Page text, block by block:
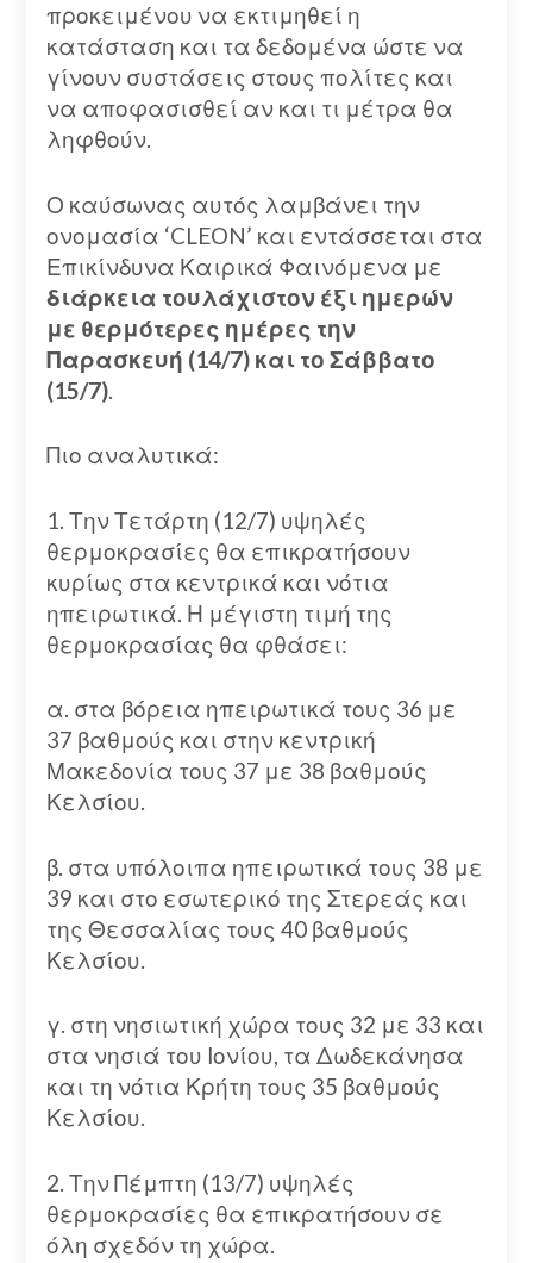
προκειμένου να εκτιμηθεί η
κατάσταση και τα δεδομένα ώστε να
γίνουν συστάσεις στους πολίτες και
να αποφασισθεί αν και τι μέτρα θα
ληφθούν.
Ο καύσωνας αυτός λαμβάνει την
ονομασία ‘CLEON’ και εντάσσεται στα
Επικίνδυνα Καιρικά Φαινόμενα με
διάρκεια τουλάχιστον έξι ημερών
με θερμότερες ημέρες την
Παρασκευή (14/7) και το Σάββατο
(15/7).
Πιο αναλυτικά:
1. Την Τετάρτη (12/7) υψηλές
θερμοκρασίες θα επικρατήσουν
κυρίως στα κεντρικά και νότια
ηπειρωτικά. Η μέγιστη τιμή της
θερμοκρασίας θα φθάσει:
α. στα βόρεια ηπειρωτικά τους 36 με
37 βαθμούς και στην κεντρική
Μακεδονία τους 37 με 38 βαθμούς
Κελσίου.
β. στα υπόλοιπα ηπειρωτικά τους 38 με
39 και στο εσωτερικό της Στερεάς και
της Θεσσαλίας τους 40 βαθμούς
Κελσίου.
γ. στη νησιωτική χώρα τους 32 με 33 και
στα νησιά του Ιονίου, τα Δωδεκάνησα
και τη νότια Κρήτη τους 35 βαθμούς
Κελσίου.
2. Την Πέμπτη (13/7) υψηλές
θερμοκρασίες θα επικρατήσουν σε
όλη σχεδόν τη χώρα.